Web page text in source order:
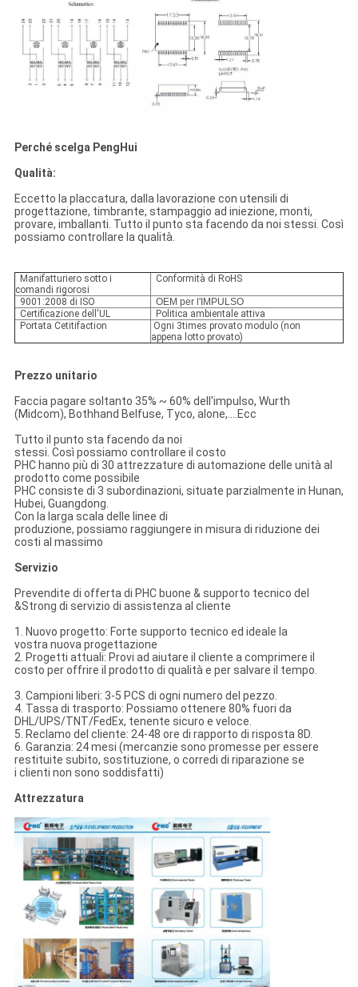
Perché scelga PengHui
Qualità:
Eccetto la placcatura, dalla lavorazione con utensili di
progettazione, timbrante, stampaggio ad iniezione, monti,
provare, imballanti. Tutto il punto sta facendo da noi stessi. Così
possiamo controllare la qualità.
Manifatturiero sotto i
comandi rigorosi
Conformità di RoHS
9001:2008 di ISO
OEM per l'IMPULSO
Certificazione dell'UL
Politica ambientale attiva
Portata Cetitifaction
Ogni 3times provato modulo (non
appena lotto provato)
Prezzo unitario
Faccia pagare soltanto 35% ~ 60% dell'impulso, Wurth
(Midcom), Bothhand Belfuse, Tyco, alone,….Ecc
Tutto il punto sta facendo da noi
stessi. Così possiamo controllare il costo
PHC hanno più di 30 attrezzature di automazione delle unità al
prodotto come possibile
PHC consiste di 3 subordinazioni, situate parzialmente in Hunan,
Hubei, Guangdong.
Con la larga scala delle linee di
produzione, possiamo raggiungere in misura di riduzione dei
costi al massimo
Servizio
Prevendite di offerta di PHC buone & supporto tecnico del
&Strong di servizio di assistenza al cliente
1. Nuovo progetto: Forte supporto tecnico ed ideale la
vostra nuova progettazione
2. Progetti attuali: Provi ad aiutare il cliente a comprimere il
costo per offrire il prodotto di qualità e per salvare il tempo.
3. Campioni liberi: 3-5 PCS di ogni numero del pezzo.
4. Tassa di trasporto: Possiamo ottenere 80% fuori da
DHL/UPS/TNT/FedEx, tenente sicuro e veloce.
5. Reclamo del cliente: 24-48 ore di rapporto di risposta 8D.
6. Garanzia: 24 mesi (mercanzie sono promesse per essere
restituite subito, sostituzione, o corredi di riparazione se
i clienti non sono soddisfatti)
Attrezzatura